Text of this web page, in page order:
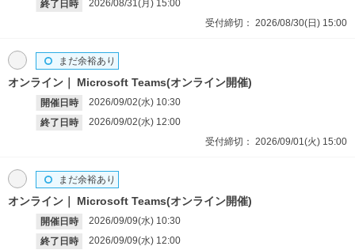
終了日時
2026/08/31(月) 15:00
受付締切： 2026/08/30(日) 15:00
オンライン Microsoft Teams(オンライン開催)
開催日時 2026/09/02(水) 10:30
終了日時
2026/09/02(水) 12:00
まだ余裕あり
受付締切： 2026/09/01(火) 15:00
オンライン Microsoft Teams(オンライン開催)
開催日時 2026/09/09(水) 10:30
終了日時
2026/09/09(水) 12:00
まだ余裕あり